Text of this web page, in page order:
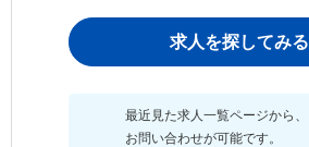
求人を探してみる
最近見た求人一覧ページから、
お問い合わせが可能です。